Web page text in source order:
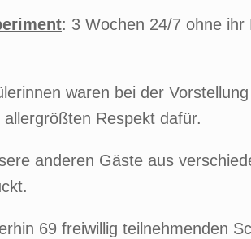
: 3 Wochen 24/7 ohne ihr
waren bei der
allergrößten Respekt dafür.
anderen Gäste aus
69 freiwillig teilnehmenden